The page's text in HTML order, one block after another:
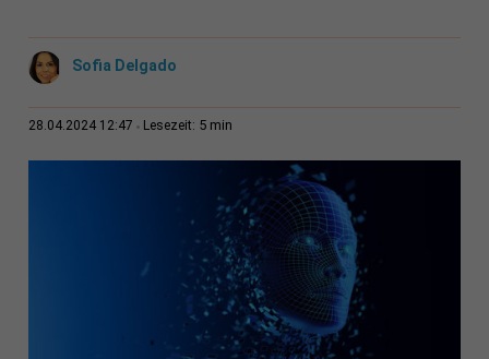
Sofia Delgado
28.04.2024 12:47 Lesezeit: 5 min